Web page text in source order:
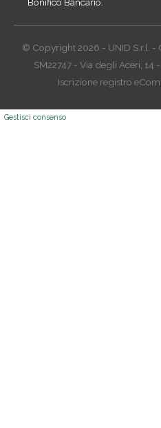
© Copyright 2026 - UNID S.r.l. -
SM22747 - Via degli Aceri,
Iscrizione registro
Gestisci consenso